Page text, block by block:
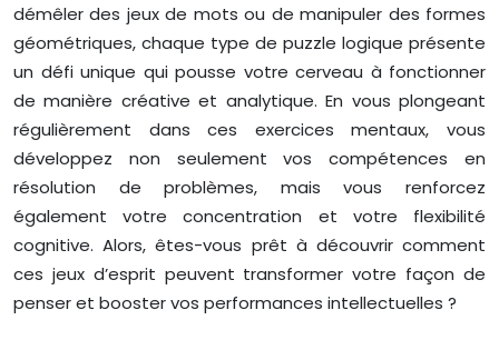
démêler des jeux de mots ou de manipuler des formes
géométriques, chaque type de puzzle logique présente
un défi unique qui pousse votre cerveau à fonctionner
de manière créative et analytique. En vous plongeant
régulièrement dans ces exercices mentaux, vous
développez non seulement vos compétences en
résolution de problèmes, mais vous renforcez
également votre concentration et votre flexibilité
cognitive. Alors, êtes-vous prêt à découvrir comment
ces jeux d’esprit peuvent transformer votre façon de
penser et booster vos performances intellectuelles ?